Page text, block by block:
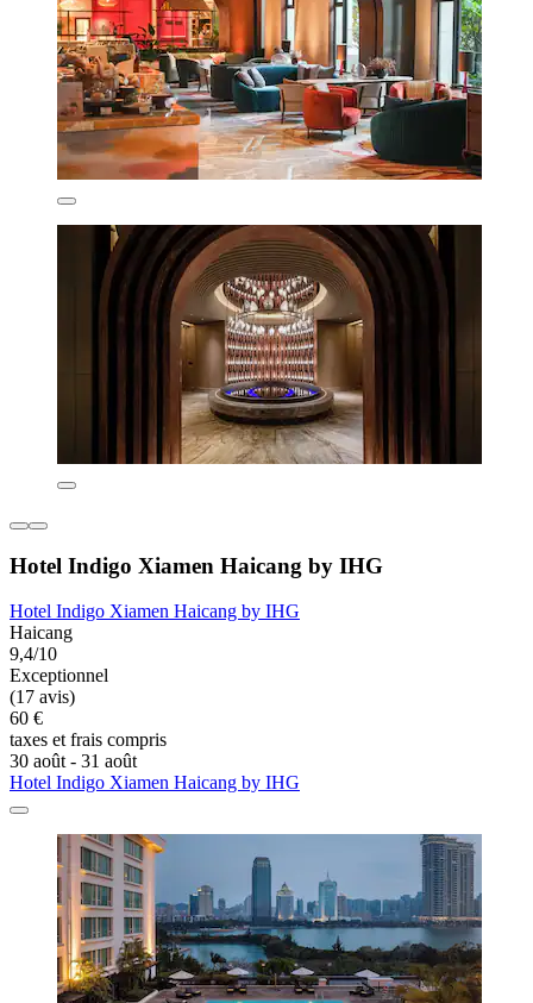
Hotel Indigo Xiamen Haicang by IHG
Hotel Indigo Xiamen Haicang by IHG
Haicang
9,4/10
Exceptionnel
(17 avis)
60 €
taxes et frais compris
30 août - 31 août
Hotel Indigo Xiamen Haicang by IHG